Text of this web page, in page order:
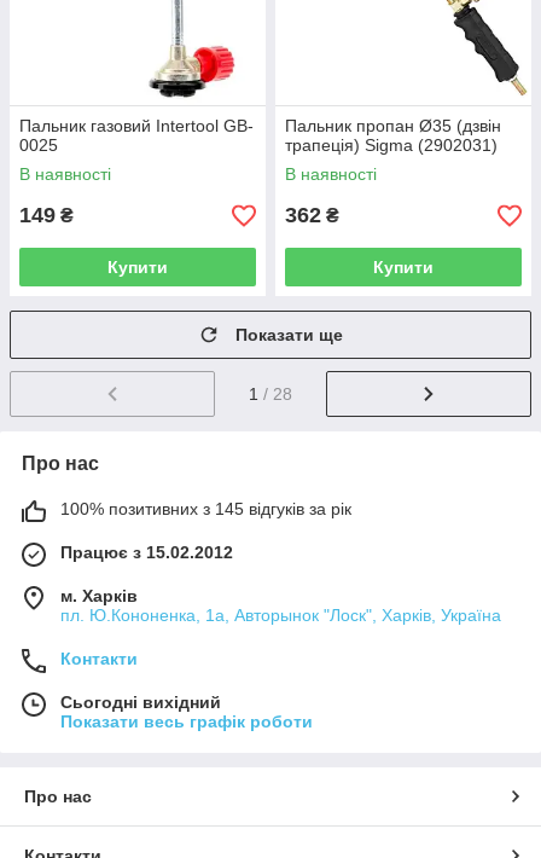
Пальник газовий Intertool GB-
0025
В наявності
149 ₴
Купити
Пальник пропан Ø35 (дзвін
трапеція) Sigma (2902031)
В наявності
362 ₴
Купити
Показати ще
1 / 28
Про нас
100% позитивних з 145 відгуків за рік
Працює з 15.02.2012
м. Харків
пл. Ю.Кононенка, 1а, Авторынок "Лоск", Харків, Україна
Контакти
Сьогодні вихідний
Показати весь графік роботи
Про нас